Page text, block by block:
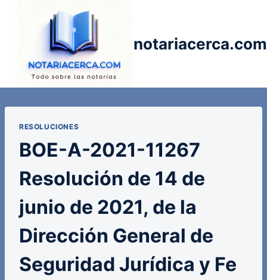
notariacerca.com
RESOLUCIONES
BOE-A-2021-11267
Resolución de 14 de
junio de 2021, de la
Dirección General de
Seguridad Jurídica y Fe